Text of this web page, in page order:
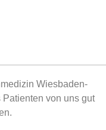
Wiesbaden-
Patienten von uns gut